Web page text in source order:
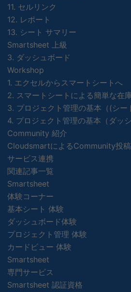
11. セルリンク
12. レポート
13. シート サマリー
Smartsheet 上級
3. ダッシュボード
Workshop
1. エクセルからスマートシートへ
2. スマートシートによる簡単な在
3. プロジェクト管理の基本（(シー
4. プロジェクト管理の基本（ダッ
Community 紹介
CloudsmartによるCommunity投
サービス連携
関連記事一覧
Smartsheet
体験コーナー
基本シート 体験
ダッシュボード体験
プロジェクト管理 体験
カードビュー 体験
Smartsheet
専門サービス
Smartsheet 認証資格